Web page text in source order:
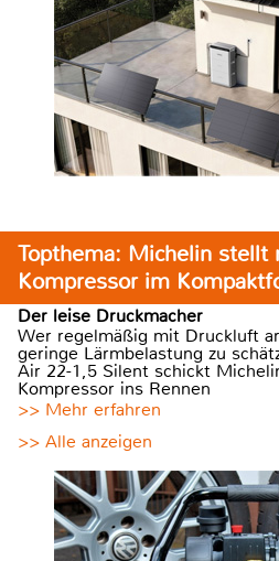
Topthema: Michelin stellt
Kompressor im
Der leise Druckmacher
Wer regelmäßig mit Druckluft
geringe Lärmbelastung zu
Air 22-1,5 Silent schickt
Kompressor ins Rennen
>> Mehr erfahren
>> Alle anzeigen